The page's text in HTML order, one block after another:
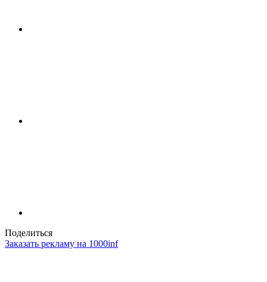
Поделиться
Заказать рекламу на 1000inf